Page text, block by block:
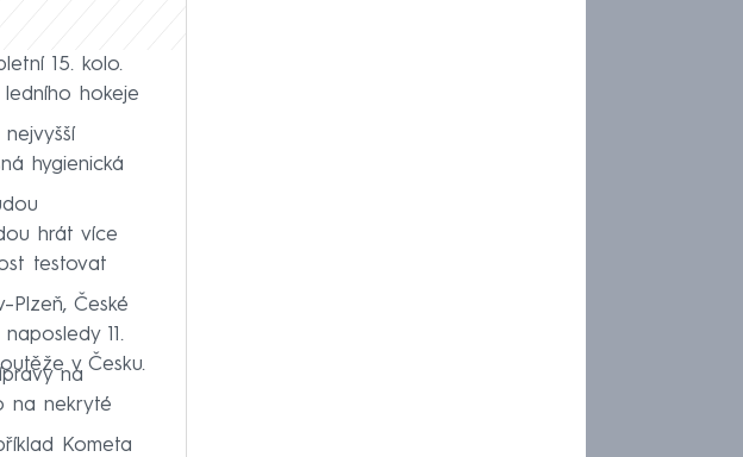
15. kolo.
hokeje
hygienická
hrát více
testovat
České
11.
v Česku.
na
na nekryté
Kometa